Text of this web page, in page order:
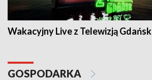
Wakacyjny Live z Telewizją Gdańsk
GOSPODARKA